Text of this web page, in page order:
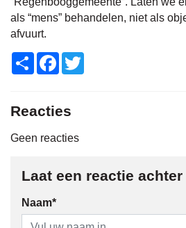
als “mens” behandelen, niet als
afvuurt.
ShareFacebook
Reacties
Geen reacties
Laat een reactie achter
Naam*